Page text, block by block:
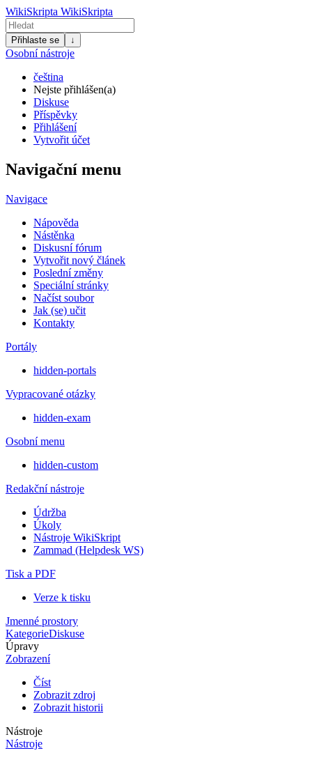
WikiSkripta WikiSkripta
Přihlaste se ↓
Osobní nástroje
čeština
Nejste přihlášen(a)
Diskuse
Příspěvky
Přihlášení
Vytvořit účet
Navigační menu
Navigace
Nápověda
Nástěnka
Diskusní fórum
Vytvořit nový článek
Poslední změny
Speciální stránky
Načíst soubor
Jak (se) učit
Kontakty
Portály
hidden-portals
Vypracované otázky
hidden-exam
Osobní menu
hidden-custom
Redakční nástroje
Údržba
Úkoly
Nástroje WikiSkript
Zammad (Helpdesk WS)
Tisk a PDF
Verze k tisku
Jmenné prostory
KategorieDiskuse
Úpravy
Zobrazení
Číst
Zobrazit zdroj
Zobrazit historii
Nástroje
Nástroje